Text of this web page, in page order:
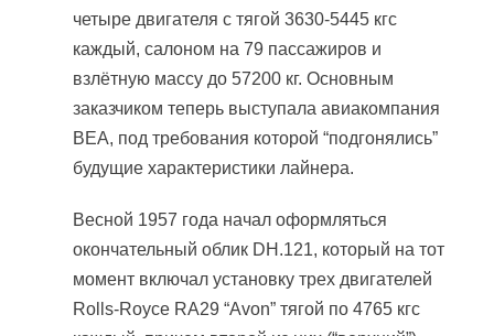
четыре двигателя с тягой 3630-5445 кгс
каждый, салоном на 79 пассажиров и
взлётную массу до 57200 кг. Основным
заказчиком теперь выступала авиакомпания
BEA, под требования которой “подгонялись”
будущие характеристики лайнера.
Весной 1957 года начал оформляться
окончательный облик DH.121, который на тот
момент включал установку трех двигателей
Rolls-Royce RA29 “Avon” тягой по 4765 кгс